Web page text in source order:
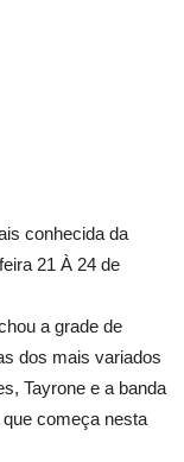
conhecida da
21 À 24 de
a grade de
dos mais variados
Tayrone e a banda
começa nesta